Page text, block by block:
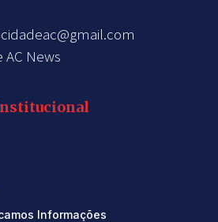
AC News
Informações